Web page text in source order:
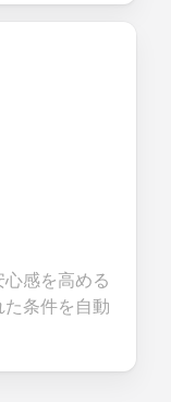
感を高める
条件を自動